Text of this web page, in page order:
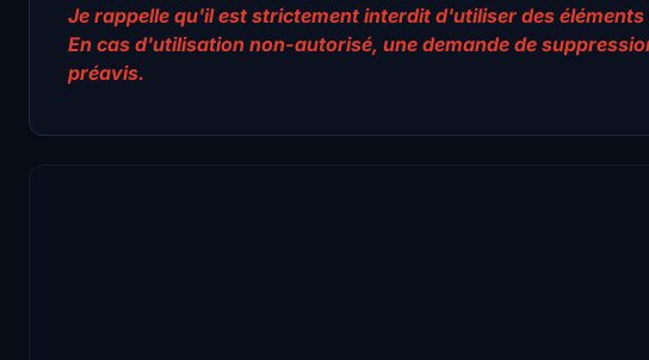
Je rappelle qu'il est strictement interdit d'utiliser des
En cas d'utilisation non-autorisé, une demande de
préavis.